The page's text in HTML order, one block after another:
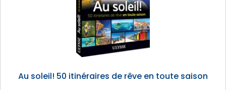
Au soleil! 50 itinéraires de rêve en toute saison